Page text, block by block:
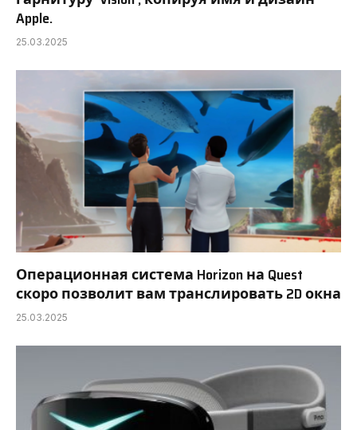
Apple.
25.03.2025
Операционная система Horizon на Quest
скоро позволит вам транслировать 2D окна
25.03.2025